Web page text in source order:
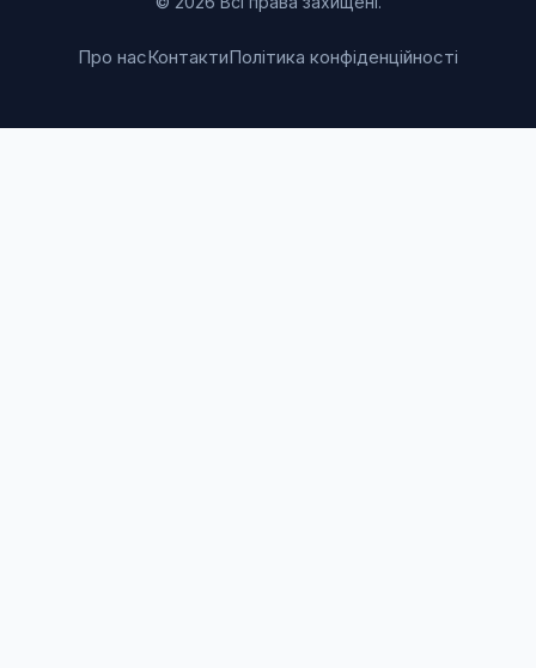
Про насКонтактиПолітика конфіденційності